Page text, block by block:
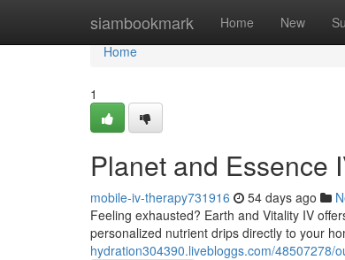
siambookmark Home New
Home
Home
1
Planet and Essence
mobile-iv-therapy731916 54 days ago
Feeling exhausted? Earth and Vitality IV
personalized nutrient drips directly to your
hydration304390.livebloggs.com/48507278/